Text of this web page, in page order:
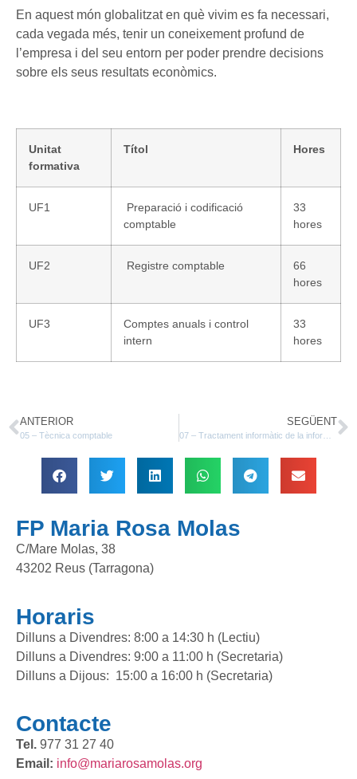
En aquest món globalitzat en què vivim es fa necessari,
cada vegada més, tenir un coneixement profund de
l’empresa i del seu entorn per poder prendre decisions
sobre els seus resultats econòmics.
Unitat
formativa
Títol Hores
UF1
Preparació i codificació
comptable
33
hores
UF2 Registre comptable
66
hores
UF3
Comptes anuals i control
intern
33
hores
ANTERIOR
05 – Tècnica comptable
SEGÜENT
07 – Tractament informàtic de la informació
FP Maria Rosa Molas
C/Mare Molas, 38
43202 Reus (Tarragona)
Horaris
Dilluns a Divendres: 8:00 a 14:30 h (Lectiu)
Dilluns a Divendres: 9:00 a 11:00 h (Secretaria)
Dilluns a Dijous: 15:00 a 16:00 h (Secretaria)
Contacte
Tel. 977 31 27 40
Email: info@mariarosamolas.org